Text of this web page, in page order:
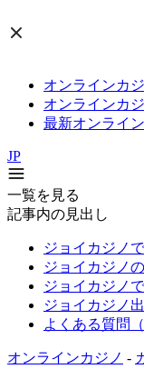
オンラインカ
オンラインカ
最新オンライ
JP
一覧を見る
記事内の見出し
ジョイカジノ
ジョイカジノ
ジョイカジノ
ジョイカジノ
よくある質問（
オンラインカジノ -